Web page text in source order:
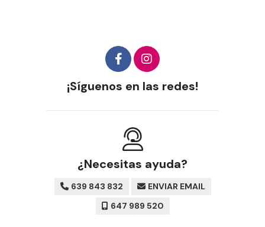
¡Síguenos en las redes!
¿Necesitas ayuda?
639 843 832
ENVIAR EMAIL
647 989 520